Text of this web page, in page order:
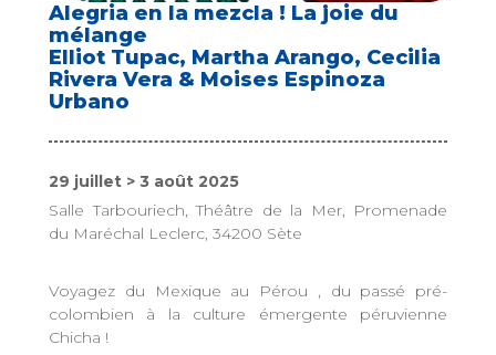
Alegria en la mezcla ! La joie du
mélange
Elliot Tupac, Martha Arango, Cecilia
Rivera Vera & Moises Espinoza
Urbano
29 juillet > 3 août 2025
Salle Tarbouriech, Théâtre de la Mer, Promenade
du Maréchal Leclerc, 34200 Sète
Voyagez du Mexique au Pérou , du passé pré-
colombien à la culture émergente péruvienne
Chicha !